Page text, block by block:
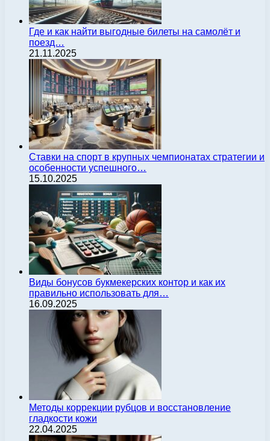
Где и как найти выгодные билеты на самолёт и
поезд…
21.11.2025
Ставки на спорт в крупных чемпионатах стратегии и
особенности успешного…
15.10.2025
Виды бонусов букмекерских контор и как их
правильно использовать для…
16.09.2025
Методы коррекции рубцов и восстановление
гладкости кожи
22.04.2025